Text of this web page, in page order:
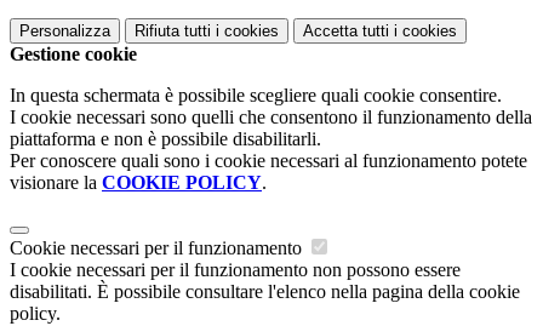
Personalizza Rifiuta tutti i cookies Accetta tutti i cookies
Gestione cookie
In questa schermata è possibile scegliere quali cookie consentire.
I cookie necessari sono quelli che consentono il funzionamento della
piattaforma e non è possibile disabilitarli.
Per conoscere quali sono i cookie necessari al funzionamento potete
visionare la COOKIE POLICY.
Cookie necessari per il funzionamento
I cookie necessari per il funzionamento non possono essere
disabilitati. È possibile consultare l'elenco nella pagina della cookie
policy.